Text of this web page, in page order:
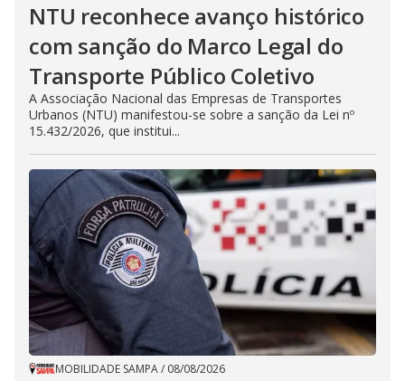
NTU reconhece avanço histórico
com sanção do Marco Legal do
Transporte Público Coletivo
A Associação Nacional das Empresas de Transportes
Urbanos (NTU) manifestou-se sobre a sanção da Lei nº
15.432/2026, que institui...
MOBILIDADE SAMPA/ 08/08/2026